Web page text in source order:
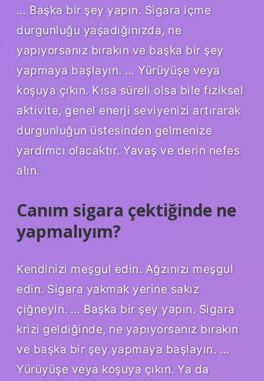
… Başka bir şey yapın. Sigara içme
durgunluğu yaşadığınızda, ne
yapıyorsanız bırakın ve başka bir şey
yapmaya başlayın. … Yürüyüşe veya
koşuya çıkın. Kısa süreli olsa bile fiziksel
aktivite, genel enerji seviyenizi artırarak
durgunluğun üstesinden gelmenize
yardımcı olacaktır. Yavaş ve derin nefes
alın.
Canım sigara çektiğinde ne
yapmalıyım?
Kendinizi meşgul edin. Ağzınızı meşgul
edin. Sigara yakmak yerine sakız
çiğneyin. … Başka bir şey yapın. Sigara
krizi geldiğinde, ne yapıyorsanız bırakın
ve başka bir şey yapmaya başlayın. …
Yürüyüşe veya koşuya çıkın. Ya da